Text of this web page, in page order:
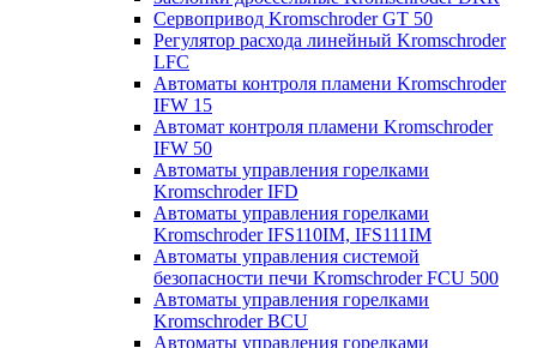
Cервопривод Kromschroder GT 50
Регулятор расхода линейный Kromschroder
LFC
Автоматы контроля пламени Kromschroder
IFW 15
Автомат контроля пламени Kromschroder
IFW 50
Автоматы управления горелками
Kromschroder IFD
Автоматы управления горелками
Kromschroder IFS110IM, IFS111IM
Автоматы управления системой
безопасности печи Kromschroder FCU 500
Автоматы управления горелками
Kromschroder BCU
Автоматы управления горелками